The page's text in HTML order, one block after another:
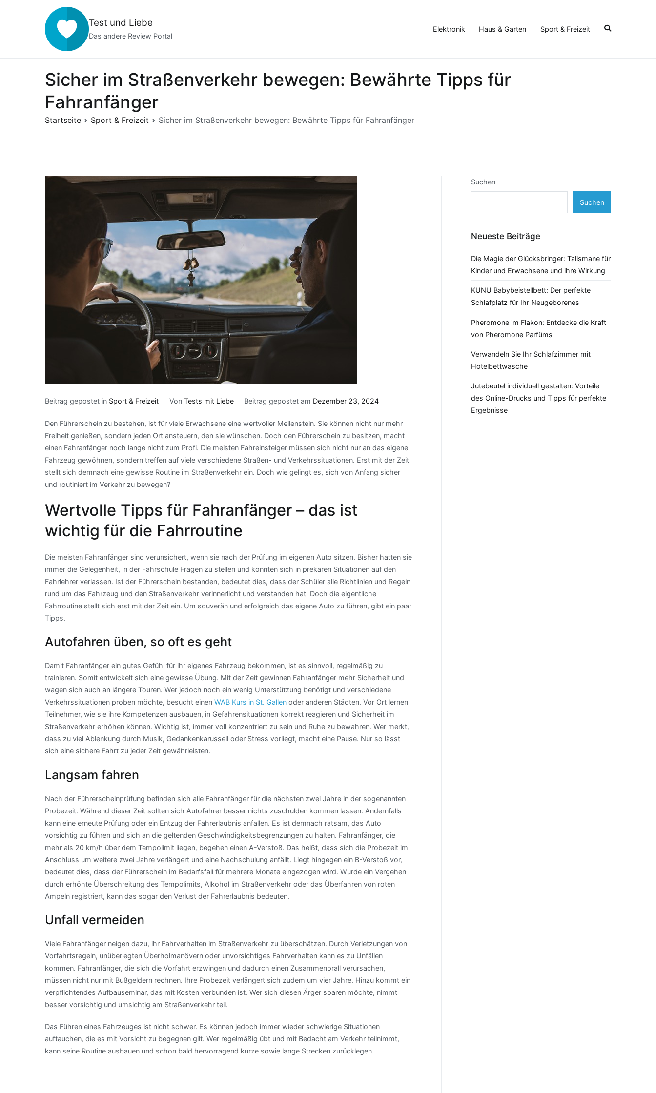
Test und Liebe
Das andere Review Portal
Elektronik Haus & Garten Sport & Freizeit
Sicher im Straßenverkehr bewegen: Bewährte Tipps für
Fahranfänger
Startseite Sport & Freizeit Sicher im Straßenverkehr bewegen: Bewährte Tipps für Fahranfänger
Beitrag gepostet in Sport & Freizeit Von Tests mit Liebe Beitrag gepostet am Dezember 23, 2024
Den Führerschein zu bestehen, ist für viele Erwachsene eine wertvoller Meilenstein. Sie können nicht nur mehr
Freiheit genießen, sondern jeden Ort ansteuern, den sie wünschen. Doch den Führerschein zu besitzen, macht
einen Fahranfänger noch lange nicht zum Profi. Die meisten Fahreinsteiger müssen sich nicht nur an das eigene
Fahrzeug gewöhnen, sondern treffen auf viele verschiedene Straßen- und Verkehrssituationen. Erst mit der Zeit
stellt sich demnach eine gewisse Routine im Straßenverkehr ein. Doch wie gelingt es, sich von Anfang sicher
und routiniert im Verkehr zu bewegen?
Wertvolle Tipps für Fahranfänger – das ist
wichtig für die Fahrroutine
Die meisten Fahranfänger sind verunsichert, wenn sie nach der Prüfung im eigenen Auto sitzen. Bisher hatten sie
immer die Gelegenheit, in der Fahrschule Fragen zu stellen und konnten sich in prekären Situationen auf den
Fahrlehrer verlassen. Ist der Führerschein bestanden, bedeutet dies, dass der Schüler alle Richtlinien und Regeln
rund um das Fahrzeug und den Straßenverkehr verinnerlicht und verstanden hat. Doch die eigentliche
Fahrroutine stellt sich erst mit der Zeit ein. Um souverän und erfolgreich das eigene Auto zu führen, gibt ein paar
Tipps.
Autofahren üben, so oft es geht
Damit Fahranfänger ein gutes Gefühl für ihr eigenes Fahrzeug bekommen, ist es sinnvoll, regelmäßig zu
trainieren. Somit entwickelt sich eine gewisse Übung. Mit der Zeit gewinnen Fahranfänger mehr Sicherheit und
wagen sich auch an längere Touren. Wer jedoch noch ein wenig Unterstützung benötigt und verschiedene
Verkehrssituationen proben möchte, besucht einen WAB Kurs in St. Gallen oder anderen Städten. Vor Ort lernen
Teilnehmer, wie sie ihre Kompetenzen ausbauen, in Gefahrensituationen korrekt reagieren und Sicherheit im
Straßenverkehr erhöhen können. Wichtig ist, immer voll konzentriert zu sein und Ruhe zu bewahren. Wer merkt,
dass zu viel Ablenkung durch Musik, Gedankenkarussell oder Stress vorliegt, macht eine Pause. Nur so lässt
sich eine sichere Fahrt zu jeder Zeit gewährleisten.
Langsam fahren
Nach der Führerscheinprüfung befinden sich alle Fahranfänger für die nächsten zwei Jahre in der sogenannten
Probezeit. Während dieser Zeit sollten sich Autofahrer besser nichts zuschulden kommen lassen. Andernfalls
kann eine erneute Prüfung oder ein Entzug der Fahrerlaubnis anfallen. Es ist demnach ratsam, das Auto
vorsichtig zu führen und sich an die geltenden Geschwindigkeitsbegrenzungen zu halten. Fahranfänger, die
mehr als 20 km/h über dem Tempolimit liegen, begehen einen A-Verstoß. Das heißt, dass sich die Probezeit im
Anschluss um weitere zwei Jahre verlängert und eine Nachschulung anfällt. Liegt hingegen ein B-Verstoß vor,
bedeutet dies, dass der Führerschein im Bedarfsfall für mehrere Monate eingezogen wird. Wurde ein Vergehen
durch erhöhte Überschreitung des Tempolimits, Alkohol im Straßenverkehr oder das Überfahren von roten
Ampeln registriert, kann das sogar den Verlust der Fahrerlaubnis bedeuten.
Unfall vermeiden
Viele Fahranfänger neigen dazu, ihr Fahrverhalten im Straßenverkehr zu überschätzen. Durch Verletzungen von
Vorfahrtsregeln, unüberlegten Überholmanövern oder unvorsichtiges Fahrverhalten kann es zu Unfällen
kommen. Fahranfänger, die sich die Vorfahrt erzwingen und dadurch einen Zusammenprall verursachen,
müssen nicht nur mit Bußgeldern rechnen. Ihre Probezeit verlängert sich zudem um vier Jahre. Hinzu kommt ein
verpflichtendes Aufbauseminar, das mit Kosten verbunden ist. Wer sich diesen Ärger sparen möchte, nimmt
besser vorsichtig und umsichtig am Straßenverkehr teil.
Das Führen eines Fahrzeuges ist nicht schwer. Es können jedoch immer wieder schwierige Situationen
auftauchen, die es mit Vorsicht zu begegnen gilt. Wer regelmäßig übt und mit Bedacht am Verkehr teilnimmt,
kann seine Routine ausbauen und schon bald hervorragend kurze sowie lange Strecken zurücklegen.
Suchen
Suchen
Neueste Beiträge
Die Magie der Glücksbringer: Talismane für
Kinder und Erwachsene und ihre Wirkung
KUNU Babybeistellbett: Der perfekte
Schlafplatz für Ihr Neugeborenes
Pheromone im Flakon: Entdecke die Kraft
von Pheromone Parfüms
Verwandeln Sie Ihr Schlafzimmer mit
Hotelbettwäsche
Jutebeutel individuell gestalten: Vorteile
des Online-Drucks und Tipps für perfekte
Ergebnisse